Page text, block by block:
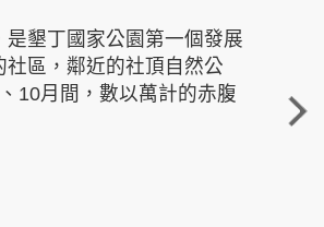
是墾丁國家公園第一個發展
社區，鄰近的社頂自然公
10月間，數以萬計的赤腹
重
走進